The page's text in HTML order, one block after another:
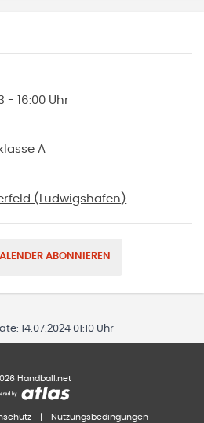
- 16:00 Uhr
A
( Ludwigshafen )
ABONNIEREN
14.07.2024 01:10 Uhr
Handball.net
Nutzungsbedingungen